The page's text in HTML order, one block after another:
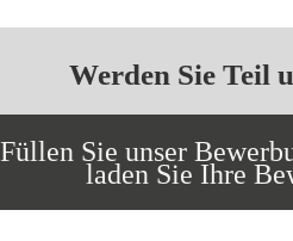
Werden Sie Teil
Füllen Sie unser
laden Sie Ihre